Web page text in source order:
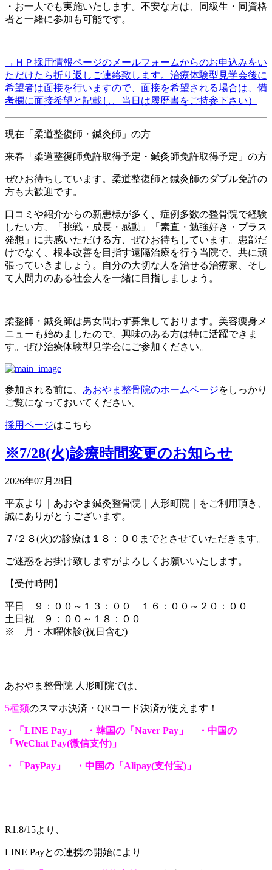
・お一人でも実施いたします。不安な方は、同級生・同資格
者と一緒に参加も可能です。
→ＨＰ採用情報ページのメールフォームからのお申込みをい
ただけたら折り返しご連絡致します。治療体験型見学会後に
希望者は面接を行いますので、面接を希望される場合は、備
考欄に面接希望と記載し、当日は履歴書をご持参下さい）
現在「柔道整復師・鍼灸師」の方
来春「柔道整復師免許取得予定・鍼灸師免許取得予定」の方
ぜひお待ちしています。柔道整復師と鍼灸師のダブル免許の
方も大歓迎です。
口コミや紹介からの新患様が多く、症例多数の整骨院で経験
したい方、「挑戦・成長・感動」「素直・勉強好き・プラス
発想」に共感いただける方、ぜひお待ちしています。患部だ
けでなく、根本改善を目指す遠隔治療を行う当院で、共に頑
張っていきましょう。自分の大切な人を治せる治療家、そし
て人間力のある社会人を一緒に目指しましょう。
柔整師・鍼灸師は男女問わず募集しております。美容痩身メ
ニューも始めましたので、興味のある方は特に活躍できま
す。ぜひ治療体験型見学会にご参加ください。
参加される前に、 あおやま整骨院のホームページをしっかり
ご覧になっておいてください。
採用ページはこちら
※7/28(火)診療時間変更のお知らせ
2026年07月28日
平素より｜あおやま鍼灸整骨院｜人形町院｜をご利用頂き、
誠にありがとうございます。
７/２８(火)の診療は１８：００までとさせていただきます。
ご迷惑をお掛け致しますがよろしくお願いいたします。
【受付時間】
平日 ９：００～１３：００ １６：００～２０：００
土日祝 ９：００～１８：００
※ 月・木曜休診(祝日含む)
あおやま整骨院 人形町院では、
5種類のスマホ決済・QRコード決済が使えます！
・「LINE Pay」 ・韓国の「Naver Pay」 ・中国の
「WeChat Pay(微信支付)」
・「PayPay」 ・中国の「Alipay(支付宝)」
R1.8/15より、
LINE Payとの連携の開始により